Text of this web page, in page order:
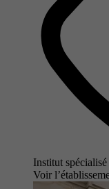
Institut spécialisé
Voir